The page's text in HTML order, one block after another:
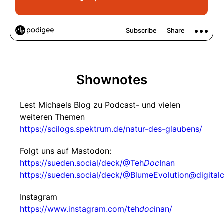
Shownotes
Lest Michaels Blog zu Podcast- und vielen
weiteren Themen
https://scilogs.spektrum.de/natur-des-glaubens/
Folgt uns auf Mastodon:
https://sueden.social/deck/@TehDocInan
https://sueden.social/deck/
Instagram
https://www.instagram.com/tehdocinan/